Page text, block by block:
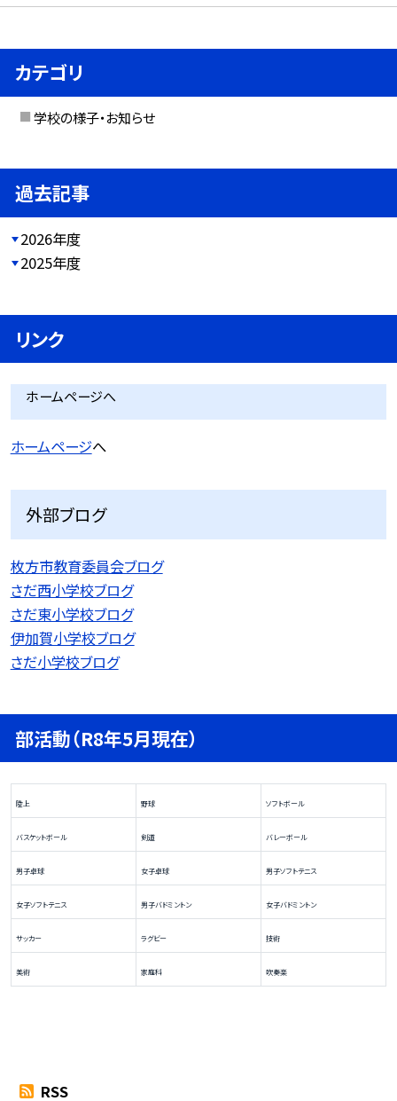
カテゴリ
学校の様子・お知らせ
過去記事
2026年度
2025年度
リンク
ホームページへ
ホームページへ
外部ブログ
枚方市教育委員会ブログ
さだ西小学校ブログ
さだ東小学校ブログ
伊加賀小学校ブログ
さだ小学校ブログ
部活動（R8年5月現在）
陸上 野球 ソフトボール
バスケットボール 剣道 バレーボール
男子卓球 女子卓球 男子ソフトテニス
女子ソフトテニス 男子バドミントン 女子バドミントン
サッカー ラグビー 技術
美術 家庭科 吹奏楽
RSS